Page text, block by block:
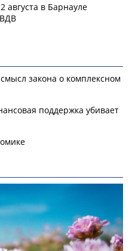
августа в Барнауле
закона о комплексном
поддержка убивает